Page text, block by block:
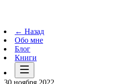
← Назад
Обо мне
Блог
Книги